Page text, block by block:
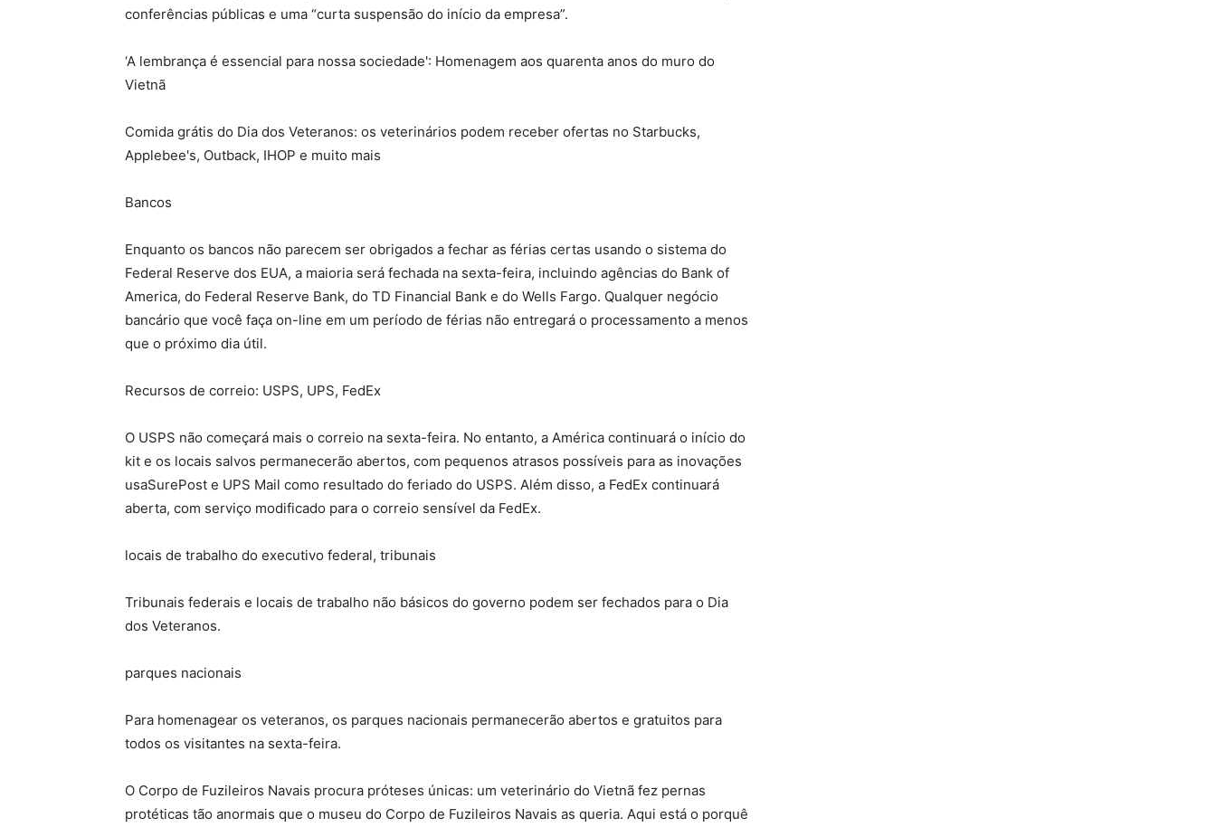
conferências públicas e uma “curta suspensão do início da empresa”.
‘A lembrança é essencial para nossa sociedade': Homenagem aos quarenta anos do muro do
Vietnã
Comida grátis do Dia dos Veteranos: os veterinários podem receber ofertas no Starbucks,
Applebee's, Outback, IHOP e muito mais
Bancos
Enquanto os bancos não parecem ser obrigados a fechar as férias certas usando o sistema do
Federal Reserve dos EUA, a maioria será fechada na sexta-feira, incluindo agências do Bank of
America, do Federal Reserve Bank, do TD Financial Bank e do Wells Fargo. Qualquer negócio
bancário que você faça on-line em um período de férias não entregará o processamento a menos
que o próximo dia útil.
Recursos de correio: USPS, UPS, FedEx
O USPS não começará mais o correio na sexta-feira. No entanto, a América continuará o início do
kit e os locais salvos permanecerão abertos, com pequenos atrasos possíveis para as inovações
usaSurePost e UPS Mail como resultado do feriado do USPS. Além disso, a FedEx continuará
aberta, com serviço modificado para o correio sensível da FedEx.
locais de trabalho do executivo federal, tribunais
Tribunais federais e locais de trabalho não básicos do governo podem ser fechados para o Dia
dos Veteranos.
parques nacionais
Para homenagear os veteranos, os parques nacionais permanecerão abertos e gratuitos para
todos os visitantes na sexta-feira.
O Corpo de Fuzileiros Navais procura próteses únicas: um veterinário do Vietnã fez pernas
protéticas tão anormais que o museu do Corpo de Fuzileiros Navais as queria. Aqui está o porquê